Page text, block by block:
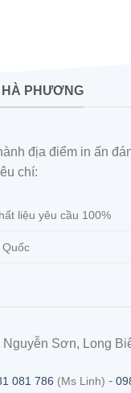
PHƯƠNG
địa điểm in ấn
chí:
liệu yêu cầu 100%
Quốc
Sơn, Long
081 786 (Ms Linh) -